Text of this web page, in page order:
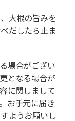
大根の旨みを
だしたら止ま
場合がござい
となる場合が
に関しまして
お手元に届き
ようお願いし